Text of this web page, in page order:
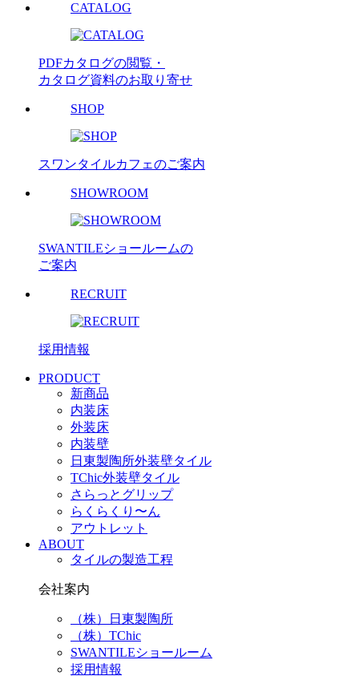
CATALOG
PDFカタログの閲覧・
カタログ資料のお取り寄せ
SHOP
スワンタイルカフェのご案内
SHOWROOM
SWANTILEショールームの
ご案内
RECRUIT
採用情報
PRODUCT
新商品
内装床
外装床
内装壁
日東製陶所外装壁タイル
TChic外装壁タイル
さらっとグリップ
らくらくり〜ん
アウトレット
ABOUT
タイルの製造工程
会社案内
（株）日東製陶所
（株）TChic
SWANTILEショールーム
採用情報